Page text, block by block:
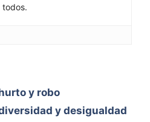
todos.
y robo
y desigualdad